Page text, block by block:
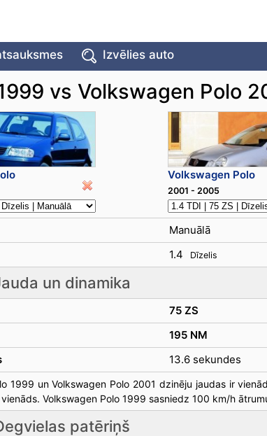
Izvēlies auto
vs Volkswagen Polo
Volkswagen Polo
2001 - 2005
Manuālā
1.4 Dīzelis
un dinamika
75 ZS
195 NM
13.6 sekundes
1999 un Volkswagen Polo 2001 dzinēju jaudas ir
Volkswagen Polo 1999 sasniedz 100 km/h
patēriņš